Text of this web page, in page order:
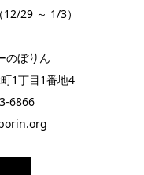
29 ～ 1/3）
のぼりん
1丁目1番地4
6866